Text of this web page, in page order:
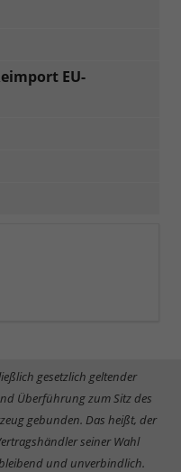
EU-
gesetzlich geltender
Überführung zum Sitz des
gebunden. Das heißt, der
seiner Wahl
und unverbindlich.